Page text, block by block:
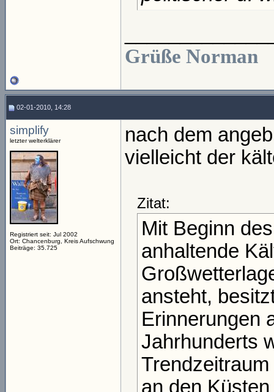
Grüße Norman
02-01-2010, 14:28
simplify
letzter welterklärer
Registriert seit: Jul 2002
Ort: Chancenburg, Kreis Aufschwung
Beiträge: 35.725
nach dem
vielleicht der
Zitat:
Mit Beginn
anhaltende
ansteht,
Erinnerungen
Jahrhunderts
an den